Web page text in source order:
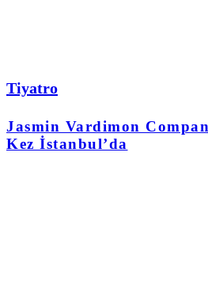
Tiyatro
Jasmin Vardimon
Kez İstanbul’da